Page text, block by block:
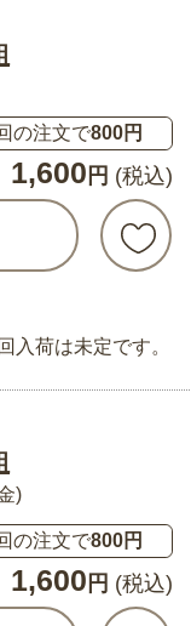
の注文で800円
1,600 円 (税込)
入荷は未定です。
)
の注文で800円
1,600 円 (税込)